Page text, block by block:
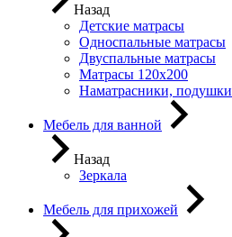
Назад
Детские матрасы
Односпальные матрасы
Двуспальные матрасы
Матрасы 120х200
Наматрасники, подушки
Мебель для ванной
Назад
Зеркала
Мебель для прихожей